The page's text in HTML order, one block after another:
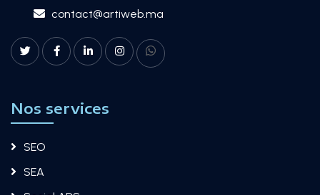
contact@artiweb.ma
Nos services
SEO
SEA